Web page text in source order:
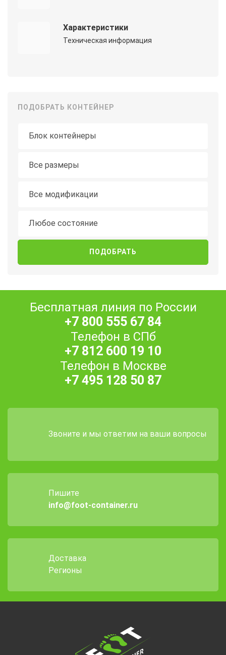
Характеристики
Техническая информация
ПОДОБРАТЬ КОНТЕЙНЕР
Все размеры
Все модификации
Любое состояние
Бесплатная линия по России
+7 800 555 67 84
Телефон в СПб
+7 812 600 19 10
Телефон в Москве
+7 495 128 50 87
Звоните и мы ответим на ваши вопросы
Пишите
info@foot-container.ru
Доставка
Регионы